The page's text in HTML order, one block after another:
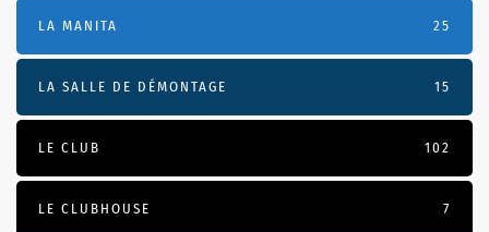
LA MANITA 25
LA SALLE DE DÉMONTAGE 15
LE CLUB 102
LE CLUBHOUSE 7